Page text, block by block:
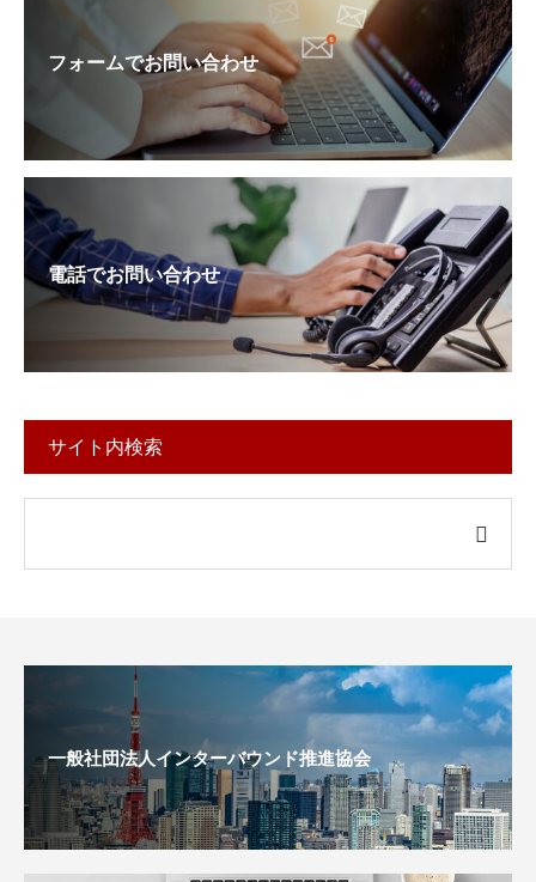
フォームでお問い合わせ
電話でお問い合わせ
サイト内検索
一般社団法人インターバウンド推進協会